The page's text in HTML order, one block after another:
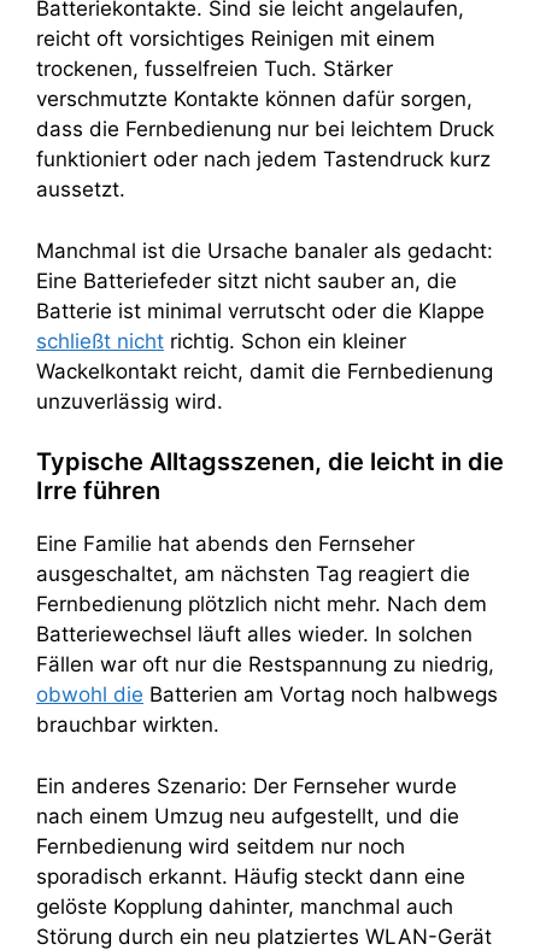
Batteriekontakte. Sind sie leicht angelaufen,
reicht oft vorsichtiges Reinigen mit einem
trockenen, fusselfreien Tuch. Stärker
verschmutzte Kontakte können dafür sorgen,
dass die Fernbedienung nur bei leichtem Druck
funktioniert oder nach jedem Tastendruck kurz
aussetzt.
Manchmal ist die Ursache banaler als gedacht:
Eine Batteriefeder sitzt nicht sauber an, die
Batterie ist minimal verrutscht oder die Klappe
schließt nicht richtig. Schon ein kleiner
Wackelkontakt reicht, damit die Fernbedienung
unzuverlässig wird.
Typische Alltagsszenen, die leicht in die
Irre führen
Eine Familie hat abends den Fernseher
ausgeschaltet, am nächsten Tag reagiert die
Fernbedienung plötzlich nicht mehr. Nach dem
Batteriewechsel läuft alles wieder. In solchen
Fällen war oft nur die Restspannung zu niedrig,
obwohl die Batterien am Vortag noch halbwegs
brauchbar wirkten.
Ein anderes Szenario: Der Fernseher wurde
nach einem Umzug neu aufgestellt, und die
Fernbedienung wird seitdem nur noch
sporadisch erkannt. Häufig steckt dann eine
gelöste Kopplung dahinter, manchmal auch
Störung durch ein neu platziertes WLAN-Gerät